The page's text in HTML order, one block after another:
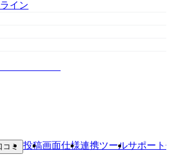
イン
コミ 投稿画面仕様連携ツールサポート